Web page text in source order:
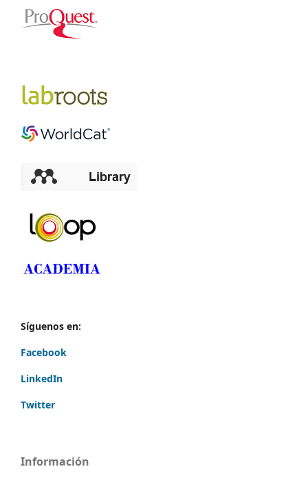
Síguenos en:
Facebook
LinkedIn
Twitter
Información